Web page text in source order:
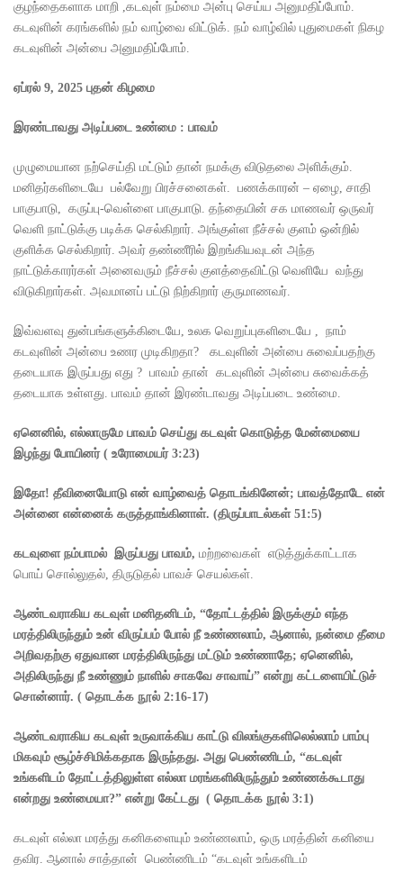
குழந்தைகளாக மாறி ,கடவுள் நம்மை அன்பு செய்ய அனுமதிப்போம்.
கடவுளின் கரங்களில் நம் வாழ்வை விட்டுக். நம் வாழ்வில் புதுமைகள் நிகழ
கடவுளின் அன்பை அனுமதிப்போம்.
ஏப்ரல் 9, 2025 புதன் கிழமை
இரண்டாவது அடிப்படை உண்மை : பாவம்
முழுமையான நற்செய்தி மட்டும் தான் நமக்கு விடுதலை அளிக்கும்.
மனிதர்களிடையே பல்வேறு பிரச்சனைகள். பணக்காரன் – ஏழை, சாதி
பாகுபாடு, கருப்பு-வெள்ளை பாகுபாடு. தந்தையின் சக மாணவர் ஒருவர்
வெளி நாட்டுக்கு படிக்க செல்கிறார். அங்குள்ள நீச்சல் குளம் ஒன்றில்
குளிக்க செல்கிறார். அவர் தண்ணீரில் இறங்கியவுடன் அந்த
நாட்டுக்காரர்கள் அனைவரும் நீச்சல் குளத்தைவிட்டு வெளியே வந்து
விடுகிறார்கள். அவமானப் பட்டு நிற்கிறார் குருமாணவர்.
இவ்வளவு துன்பங்களுக்கிடையே, உலக வெறுப்புகளிடையே , நாம்
கடவுளின் அன்பை உணர முடிகிறதா? கடவுளின் அன்பை சுவைப்பதற்கு
தடையாக இருப்பது எது ? பாவம் தான் கடவுளின் அன்பை சுவைக்கத்
தடையாக உள்ளது. பாவம் தான் இரண்டாவது அடிப்படை உண்மை.
ஏனெனில், எல்லாருமே பாவம் செய்து கடவுள் கொடுத்த மேன்மையை
இழந்து போயினர்( உரோமையர் 3:23)
இதோ! தீவினையோடு என் வாழ்வைத் தொடங்கினேன்; பாவத்தோடே என்
அன்னை என்னைக் கருத்தாங்கினாள். (திருப்பாடல்கள் 51:5)
கடவுளை நம்பாமல் இருப்பது பாவம், மற்றவைகள் எடுத்துக்காட்டாக
பொய் சொல்லுதல், திருடுதல் பாவச் செயல்கள்.
ஆண்டவராகிய கடவுள் மனிதனிடம், “தோட்டத்தில் இருக்கும் எந்த
மரத்திலிருந்தும் உன் விருப்பம் போல் நீ உண்ணலாம், ஆனால், நன்மை தீமை
அறிவதற்கு ஏதுவான மரத்திலிருந்து மட்டும் உண்ணாதே; ஏனெனில்,
அதிலிருந்து நீ உண்ணும் நாளில் சாகவே சாவாய்” என்று கட்டளையிட்டுச்
சொன்னார். ( தொடக்க நூல் 2:16-17)
ஆண்டவராகிய கடவுள் உருவாக்கிய காட்டு விலங்குகளிலெல்லாம் பாம்பு
மிகவும் சூழ்ச்சிமிக்கதாக இருந்தது. அது பெண்ணிடம், “கடவுள்
உங்களிடம் தோட்டத்திலுள்ள எல்லா மரங்களிலிருந்தும் உண்ணக்கூடாது
என்றது உண்மையா?” என்று கேட்டது ( தொடக்க நூல் 3:1)
கடவுள் எல்லா மரத்து கனிகளையும் உண்ணலாம், ஒரு மரத்தின் கனியை
தவிர. ஆனால் சாத்தான் பெண்ணிடம் “கடவுள் உங்களிடம்